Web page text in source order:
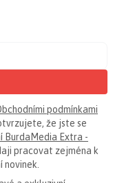
podmínkami
že jste se
BurdaMedia Extra -
pracovat zejména k
novinek.